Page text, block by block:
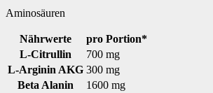
Aminosäuren
Nährwerte
pro Portion*
L-Citrullin
700 mg
L-Arginin AKG 300 mg
Beta Alanin
1600 mg